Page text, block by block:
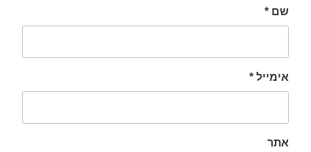
שם *
אימייל *
אתר